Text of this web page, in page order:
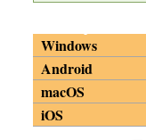
Windows
Android
macOS
iOS